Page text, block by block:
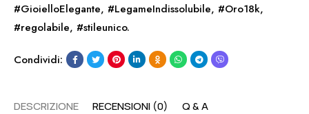
#GioielloElegante, #LegameIndissolubile, #Oro18k,
#regolabile, #stileunico.
Condividi:
DESCRIZIONE RECENSIONI (0) Q & A